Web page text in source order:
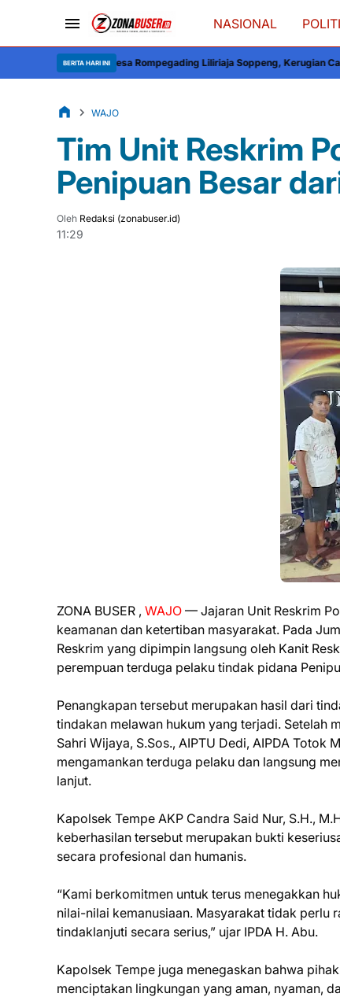
NASIONAL
BERITA HARI INI
Rompegading Liliriaja Soppeng, Kerugian Capai Rp300 Juta
WAJO
Tim Unit Reskrim
Penipuan Besar
Oleh Redaksi (zonabuser.id)
11:29
ZONA BUSER , WAJO — Jajaran Unit Reskrim
keamanan dan ketertiban masyarakat. Pada
Reskrim yang dipimpin langsung oleh Kanit
perempuan terduga pelaku tindak pidana
Penangkapan tersebut merupakan hasil dari
tindakan melawan hukum yang terjadi. Setelah
Sahri Wijaya, S.Sos., AIPTU Dedi, AIPDA Totok
mengamankan terduga pelaku dan langsung
lanjut.
Kapolsek Tempe AKP Candra Said Nur, S.H.,
keberhasilan tersebut merupakan bukti
secara profesional dan humanis.
“Kami berkomitmen untuk terus menegakkan
nilai-nilai kemanusiaan. Masyarakat tidak perlu
tindaklanjuti secara serius,” ujar IPDA H. Abu.
Kapolsek Tempe juga menegaskan bahwa
menciptakan lingkungan yang aman, nyaman,